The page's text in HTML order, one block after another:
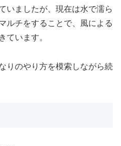
いましたが、現在は水で濡ら
ルチをすることで、風による
ています。
りのやり方を模索しながら続